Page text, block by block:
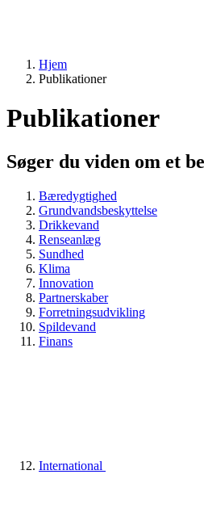
Hjem
Publikationer
Publikationer
Søger du viden om et
Bæredygtighed
Grundvandsbeskyttelse
Drikkevand
Renseanlæg
Sundhed
Klima
Innovation
Partnerskaber
Forretningsudvikling
Spildevand
Finans
International